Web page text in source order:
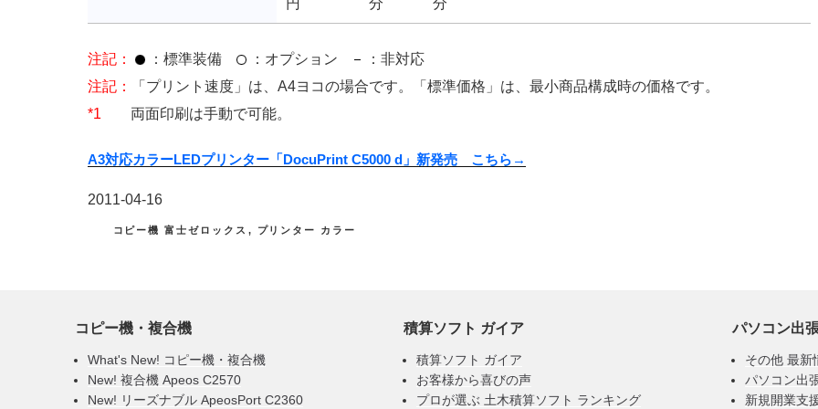
円
分
分
注記： ：標準装備 ：オプション
：非対応
注記：
「プリント速度」は、A4ヨコの場合です。「標準価格」は、最小商品構成時の価格です。
*1 両面印刷は手動で可能。
A3対応カラーLEDプリンター「DocuPrint C5000 d」新発売 こちら→
投
2011-04-16
カ
コピー機 富士ゼロックス , プリンター カラー
コピー機・複合機
What's New! コピー機・複合機
New! 複合機 Apeos C2570
New! リーズナブル ApeosPort C2360
積算ソフト ガイア
積算ソフト ガイア
お客様から喜びの声
プロが選ぶ 土木積算ソフト ランキング
パソコン出
その他 最新
パソコン出
新規開業支